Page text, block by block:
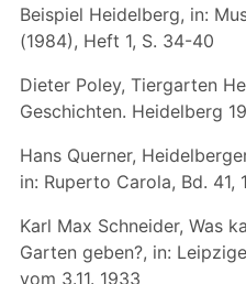
Beispiel Heidelberg, in:
(1984), Heft 1, S. 34-40
Dieter Poley, Tiergarten
Geschichten. Heidelberg
Hans Querner,
in: Ruperto Carola, Bd. 41,
Karl Max Schneider, Was
Garten geben?, in:
vom 3.11. 1933